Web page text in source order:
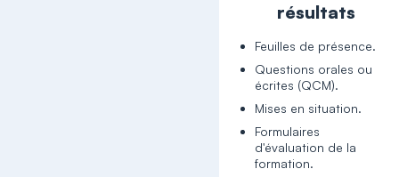
résultats
Feuilles de présence.
Questions orales ou
écrites (QCM).
Mises en situation.
Formulaires
d'évaluation de la
formation.